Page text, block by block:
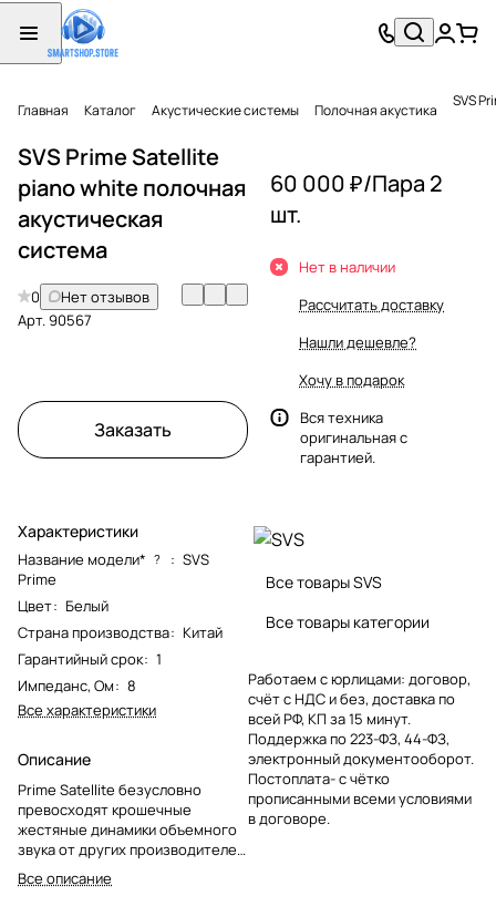
Главная Каталог Акустические системы Полочная акустика SVS
SVS Prime Satellite
piano white полочная
акустическая
система
0
Нет отзывов
Арт.90567
Заказать
Характеристики
Название модели* ? : SVS
Prime
Цвет: Белый
Страна производства: Китай
Гарантийный срок: 1
Импеданс, Ом: 8
Все характеристики
Описание
Prime Satellite безусловно
превосходят крошечные
жестяные динамики объемного
звука от других производителей,
которые предназначенные
больше для интерьера, чем для
Все описание
60 000 ₽/Пара 2
шт.
Нет в наличии
Рассчитать доставку
Нашли дешевле?
Хочу в подарок
Вся техника
оригинальная с
гарантией.
Все товары SVS
Все товары категории
Работаем с юрлицами: договор,
счёт с НДС и без, доставка по
всей РФ, КП за 15 минут.
Поддержка по 223-ФЗ, 44-ФЗ,
электронный документооборот.
Постоплата- с чётко
прописанными всеми условиями
в договоре.